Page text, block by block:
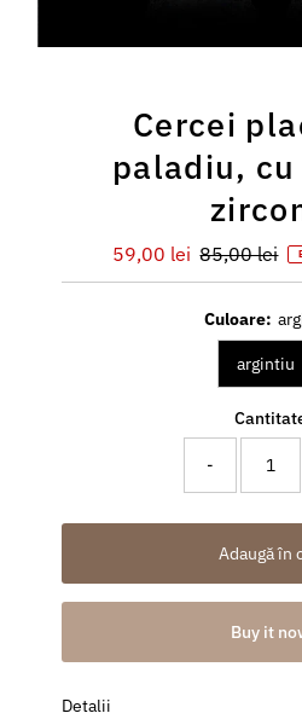
Cercei
paladiu,
Preț
redus
59,00 lei Preț
întreg
85,00 lei
Culoare:
argintiu
-
Adaugă în
Buy it
Detalii